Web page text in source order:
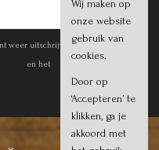
weer uitschrijven.
en het
Wij maken op
onze website
gebruik van
cookies.
Door op
‘Accepteren’ te
klikken, ga je
akkoord met